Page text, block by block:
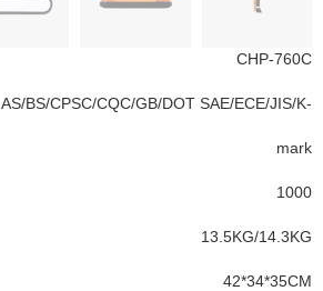
CHP-760C
AS/BS/CPSC/CQC/GB/DOT SAE/ECE/JIS/K-
mark
1000
13.5KG/14.3KG
42*34*35CM